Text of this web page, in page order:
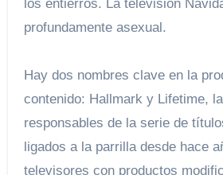
los entierros. La televisión
profundamente asexual.
Hay dos nombres clave en la
contenido: Hallmark y Lifetime,
responsables de la serie de
ligados a la parrilla desde hace
televisores con productos